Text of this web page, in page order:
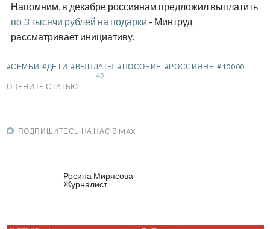
Напомним, в декабре россиянам предложил выплатить
по 3 тысячи рублей на подарки - Минтруд
рассматривает инициативу.
#СЕМЬИ #ДЕТИ #ВЫПЛАТЫ #ПОСОБИЕ #РОССИЯНЕ #10000
ОЦЕНИТЬ СТАТЬЮ
45
ПОДПИШИТЕСЬ НА НАС В MAX
Росина Мирясова
Журналист